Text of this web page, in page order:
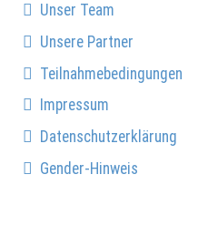
Unser Team
Unsere Partner
Teilnahmebedingungen
Impressum
Datenschutzerklärung
Gender-Hinweis